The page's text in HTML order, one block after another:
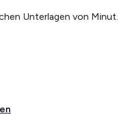
Unterlagen von Minut.